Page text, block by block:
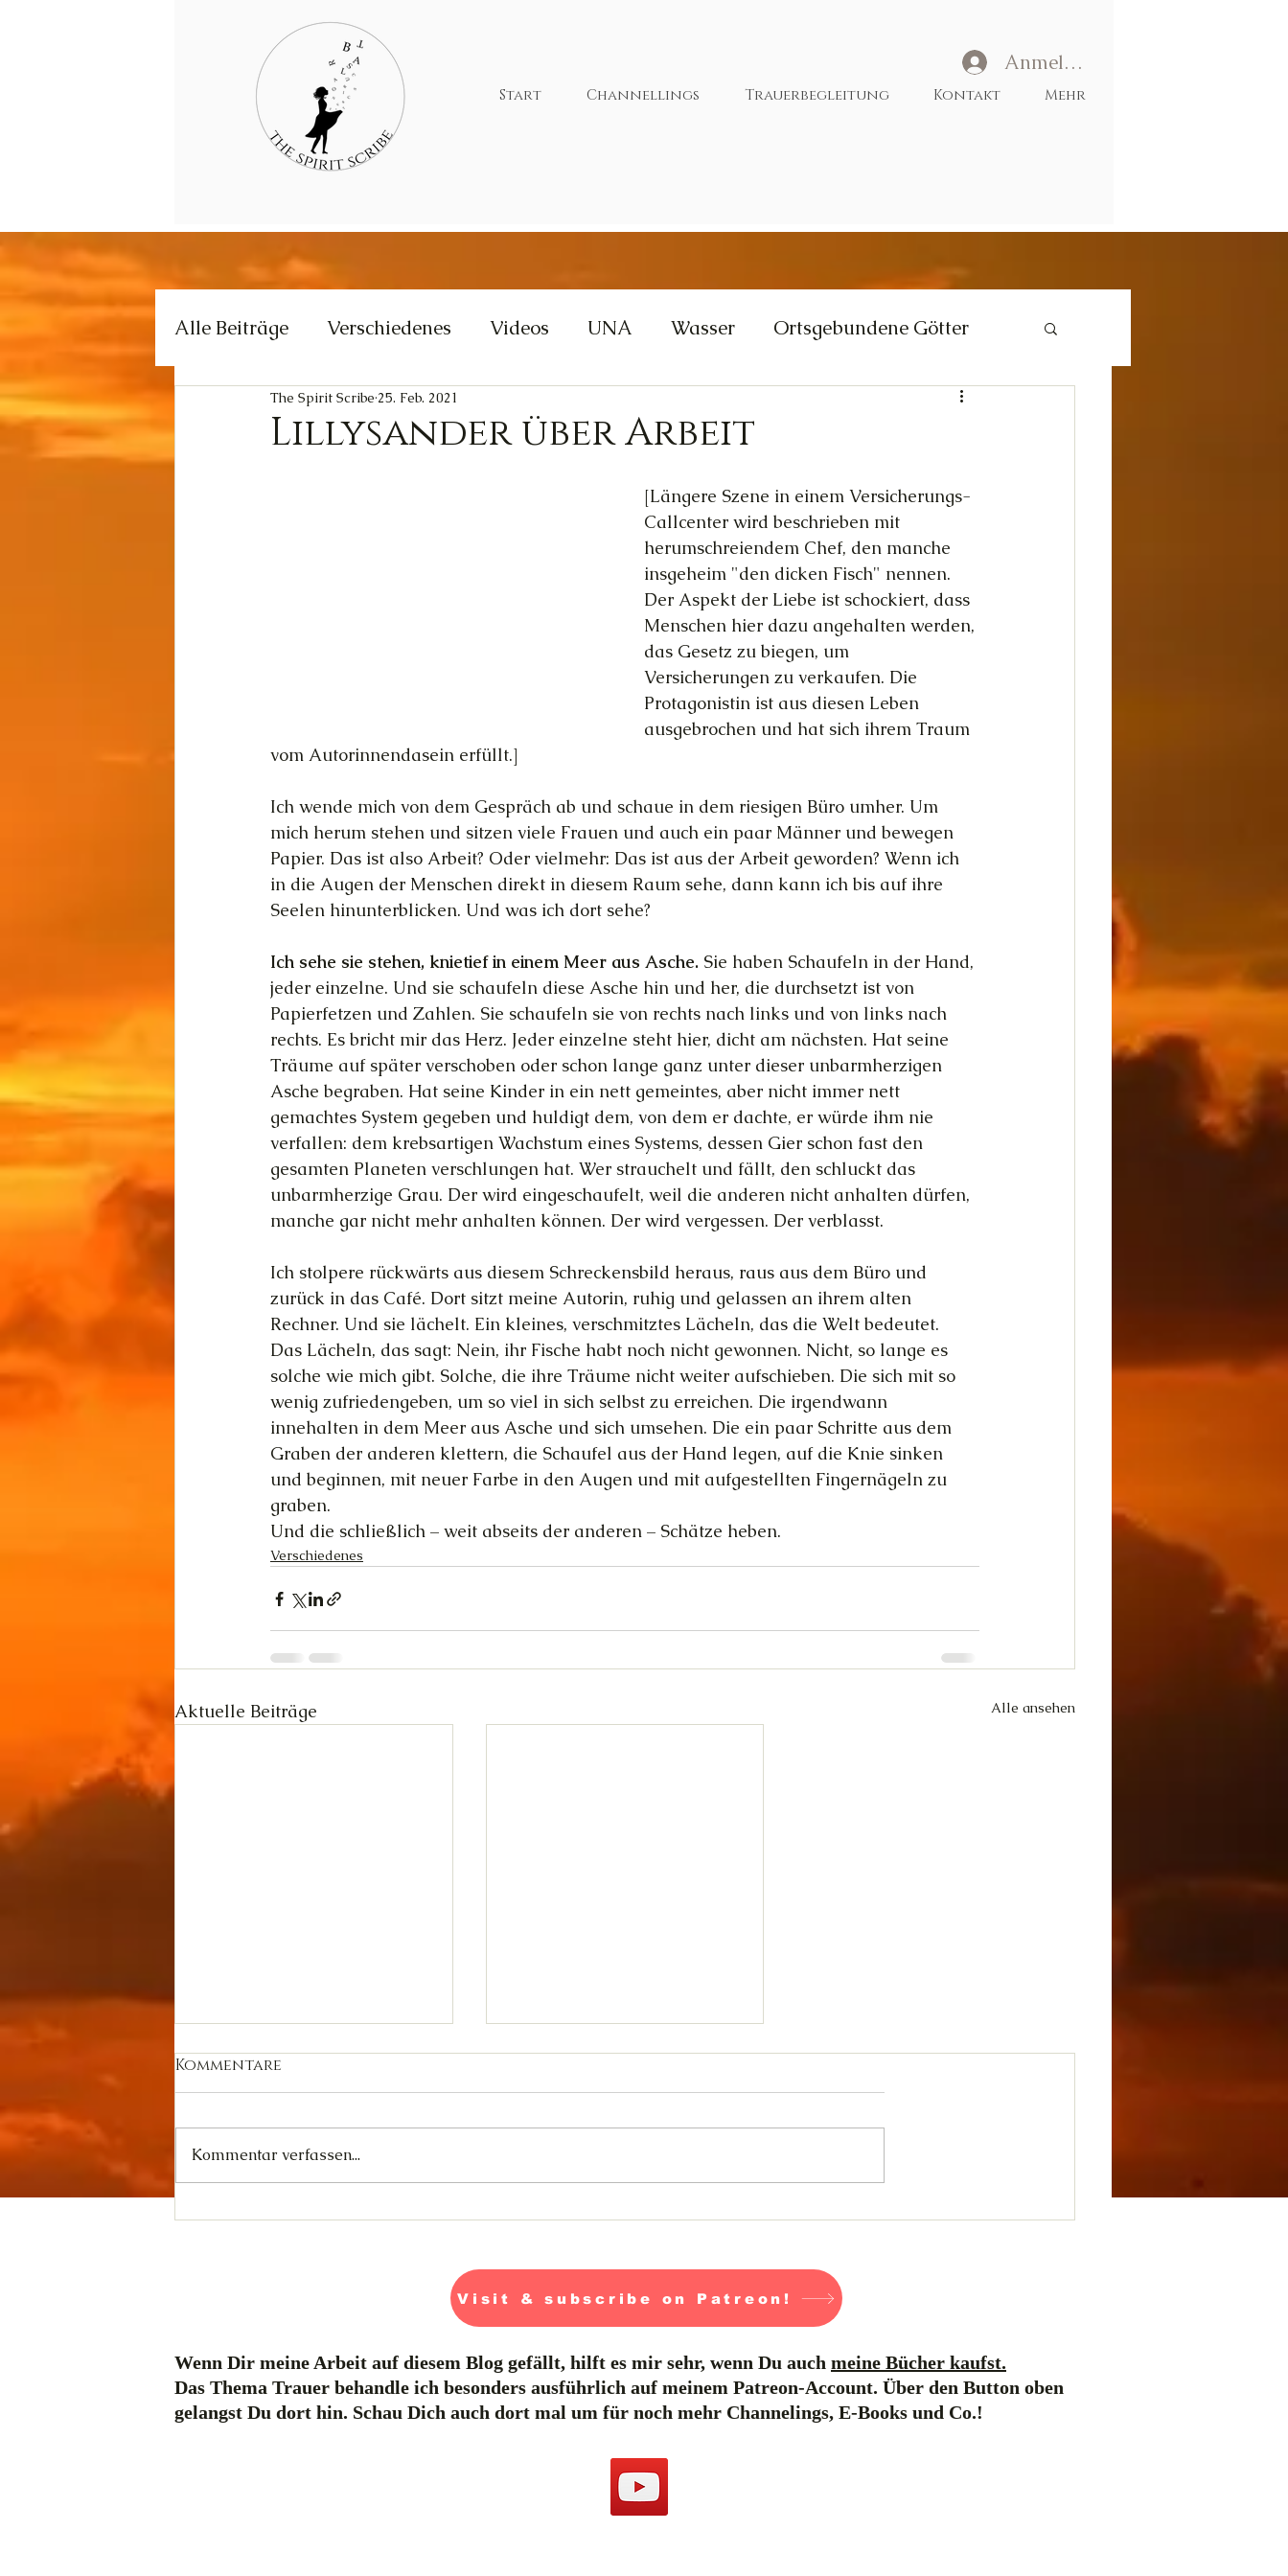
Anmelden
Start Channellings Trauerbegleitung Kontakt Mehr
Alle Beiträge Verschiedenes Videos UNA Wasser Ortsgebundene Götter
Kommunikation Kreativität
Ortsgebundene Götter
Frau & Familie
Lillysander über Arbeit
The Spirit Scribe 25. Feb. 2021
[Längere Szene in einem Versicherungs-
Callcenter wird beschrieben mit
herumschreiendem Chef, den manche
insgeheim "den dicken Fisch" nennen.
Der Aspekt der Liebe ist schockiert, dass
Menschen hier dazu angehalten werden,
das Gesetz zu biegen, um
Versicherungen zu verkaufen. Die
Protagonistin ist aus diesen Leben
ausgebrochen und hat sich ihrem Traum
vom Autorinnendasein erfüllt.]
Ich wende mich von dem Gespräch ab und schaue in dem riesigen Büro umher. Um
mich herum stehen und sitzen viele Frauen und auch ein paar Männer und bewegen
Papier. Das ist also Arbeit? Oder vielmehr: Das ist aus der Arbeit geworden? Wenn ich
in die Augen der Menschen direkt in diesem Raum sehe, dann kann ich bis auf ihre
Seelen hinunterblicken. Und was ich dort sehe?
Ich sehe sie stehen, knietief in einem Meer aus Asche. Sie haben Schaufeln in der Hand,
jeder einzelne. Und sie schaufeln diese Asche hin und her, die durchsetzt ist von
Papierfetzen und Zahlen. Sie schaufeln sie von rechts nach links und von links nach
rechts. Es bricht mir das Herz. Jeder einzelne steht hier, dicht am nächsten. Hat seine
Träume auf später verschoben oder schon lange ganz unter dieser unbarmherzigen
Asche begraben. Hat seine Kinder in ein nett gemeintes, aber nicht immer nett
gemachtes System gegeben und huldigt dem, von dem er dachte, er würde ihm nie
verfallen: dem krebsartigen Wachstum eines Systems, dessen Gier schon fast den
gesamten Planeten verschlungen hat. Wer strauchelt und fällt, den schluckt das
unbarmherzige Grau. Der wird eingeschaufelt, weil die anderen nicht anhalten dürfen,
manche gar nicht mehr anhalten können. Der wird vergessen. Der verblasst.
Ich stolpere rückwärts aus diesem Schreckensbild heraus, raus aus dem Büro und
zurück in das Café. Dort sitzt meine Autorin, ruhig und gelassen an ihrem alten
Rechner. Und sie lächelt. Ein kleines, verschmitztes Lächeln, das die Welt bedeutet.
Das Lächeln, das sagt: Nein, ihr Fische habt noch nicht gewonnen. Nicht, so lange es
solche wie mich gibt. Solche, die ihre Träume nicht weiter aufschieben. Die sich mit so
wenig zufriedengeben, um so viel in sich selbst zu erreichen. Die irgendwann
innehalten in dem Meer aus Asche und sich umsehen. Die ein paar Schritte aus dem
Graben der anderen klettern, die Schaufel aus der Hand legen, auf die Knie sinken
und beginnen, mit neuer Farbe in den Augen und mit aufgestellten Fingernägeln zu
graben.
Und die schließlich – weit abseits der anderen – Schätze heben.
Verschiedenes
Aktuelle Beiträge Alle ansehen
Was "Disclosure Day"
Was ist Geomantie?
Kommentare
Kommentar verfassen...
Visit & subscribe on Patreon!
Wenn Dir meine Arbeit auf diesem Blog gefällt, hilft es mir sehr, wenn Du auch meine Bücher kaufst.
Das Thema Trauer behandle ich besonders ausführlich auf meinem Patreon-Account. Über den Button oben
gelangst Du dort hin. Schau Dich auch dort mal um für noch mehr Channelings, E-Books und Co.!